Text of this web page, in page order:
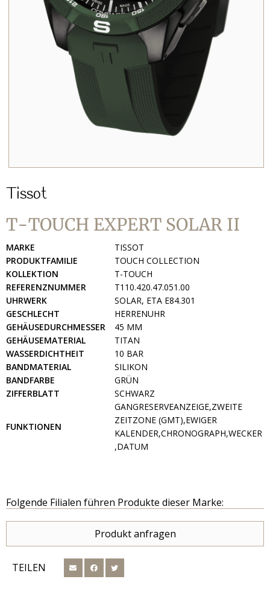
Tissot
T-TOUCH EXPERT SOLAR II
MARKE
TISSOT
PRODUKTFAMILIE
TOUCH COLLECTION
KOLLEKTION
T-TOUCH
REFERENZNUMMER
T110.420.47.051.00
UHRWERK
SOLAR, ETA E84.301
GESCHLECHT
HERRENUHR
GEHÄUSEDURCHMESSER
45 MM
GEHÄUSEMATERIAL
TITAN
WASSERDICHTHEIT
10 BAR
BANDMATERIAL
SILIKON
BANDFARBE
GRÜN
ZIFFERBLATT
SCHWARZ
FUNKTIONEN
GANGRESERVEANZEIGE,ZWEITE
ZEITZONE (GMT),EWIGER
KALENDER,CHRONOGRAPH,WECKER
,DATUM
Folgende Filialen führen Produkte dieser Marke:
Produkt anfragen
TEILEN